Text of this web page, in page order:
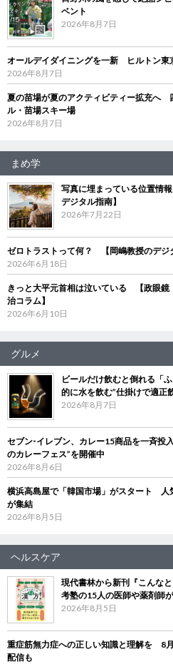
ベント
2026年8月7日
オールデイダイニングを一新 ヒルトン東
2026年8月7日
夏の苗場が夏のアクティビティー拡充へ
ル・苗場スキー場
2026年8月7日
まめ学
写真に埋まっている位置情
デジタル指南】
2026年7月22日
ゼロトラストって何？ 【岡嶋教授のデジ
2026年6月18日
きっと大平元首相は泣いている 【政眼鏡
治コラム】
2026年6月10日
グルメ
ビールだけ飲むと倒れる「
的に水を飲む”仕掛けで適正
2026年8月7日
セブン‐イレブン、カレー15商品を一斉
のカレーフェス”を開催中
2026年8月6日
横浜高島屋で「韓国市場」がスタート 人
が集結
2026年8月5日
ヘルスケア
現代書林から新刊『こんな
考塾の15人の医師や薬剤師
2026年8月5日
重症筋無力症への正しい知識と理解を 8
配信も